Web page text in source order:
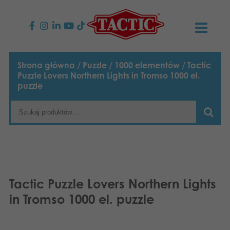
PRODUKTY
Gry dla dzieci
Gry rodzinne
Puzzle
AKTUALNOŚCI
TACTIC
Nasza historia
Strony internetowe
English
Strona główna / Puzzle / 1000 elementów / Tactic
Puzzle Lovers Northern Lights in Tromso 1000 el.
puzzle
Tactic Puzzle Lovers Northern Lights
in Tromso 1000 el. puzzle